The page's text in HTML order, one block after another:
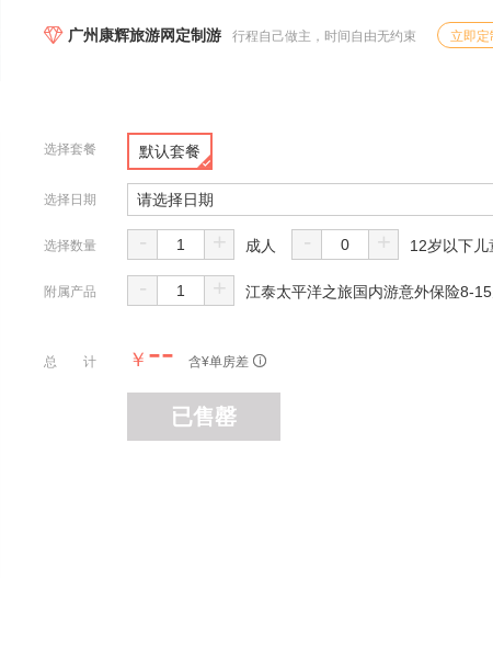
广州康辉旅游网定制游 行程自己做主，时间自由无约束 立即定
选择套餐 默认套餐
选择日期 请选择日期
选择数量 - + 成人 - + 12岁以下
附属产品 - + 江泰太平洋之旅国内游意外保险8-
总 计 ￥ -- 含¥单房差
已售罄